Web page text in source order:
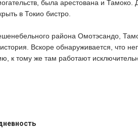
была арестована и Тамоко.
в Токио бистро.
района Омотэсандо,
Вскоре обнаруживается, что
к тому же там работают